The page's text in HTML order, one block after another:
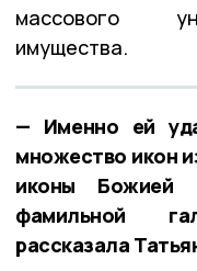
массового
имущества.
— Именно ей
множество икон
иконы Божией
фамильной
рассказала